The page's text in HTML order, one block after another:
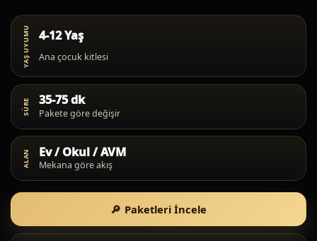
YAŞ UYUMU 4-12 Yaş
Ana çocuk kitlesi
SÜRE 35-75 dk
Pakete göre değişir
ALAN Ev / Okul / AVM
Mekana göre akış
Paketleri İncele